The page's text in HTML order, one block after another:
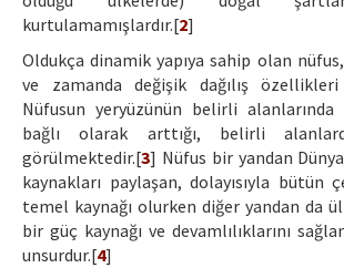
kurtulamamışlardır.[2]
Oldukça dinamik yapıya sahip olan
ve zamanda değişik dağılış
Nüfusun yeryüzünün belirli
bağlı olarak arttığı, belirli
görülmektedir.[3] Nüfus bir yandan
kaynakları paylaşan, dolayısıyla bütün
temel kaynağı olurken diğer yandan da
bir güç kaynağı ve devamlılıklarını
unsurdur.[4]